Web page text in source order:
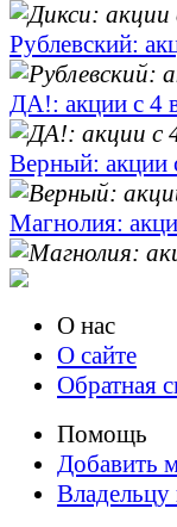
Рублевский:
ДА!: акции с 4
Верный: акции
Магнолия:
О нас
О сайте
Обратная
Помощь
Добавить